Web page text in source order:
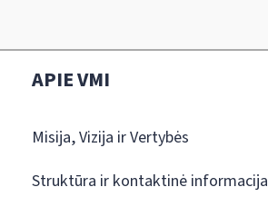
APIE VMI
Misija, Vizija ir Vertybės
Struktūra ir kontaktinė informacija